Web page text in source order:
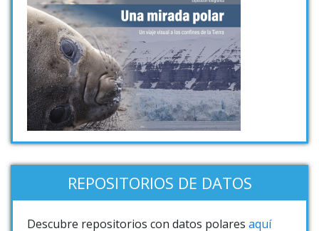
REPOSITORIOS DE DATOS
Descubre repositorios con datos polares aquí